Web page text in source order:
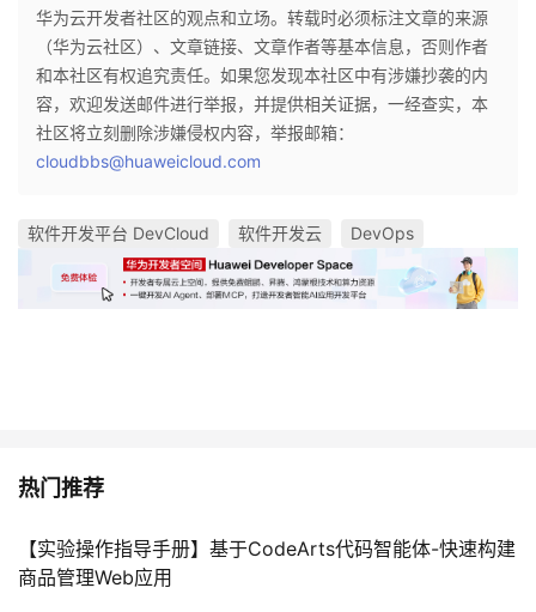
华为云开发者社区的观点和立场。转载时必须标注文章的来源
（华为云社区）、文章链接、文章作者等基本信息，否则作者
和本社区有权追究责任。如果您发现本社区中有涉嫌抄袭的内
容，欢迎发送邮件进行举报，并提供相关证据，一经查实，本
社区将立刻删除涉嫌侵权内容，举报邮箱：
cloudbbs@huaweicloud.com
软件开发平台 DevCloud 软件开发云 DevOps
热门推荐
【实验操作指导手册】基于CodeArts代码智能体-快速构建
商品管理Web应用